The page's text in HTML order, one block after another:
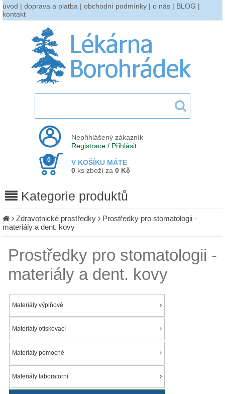
úvod | doprava a platba | obchodní podmínky | o nás | BLOG |
kontakt
Nepřihlášený zákazník
Registrace / Přihlásit
V KOŠÍKU MÁTE
0
0 ks zboží za 0 Kč
Kategorie produktů
Zdravotnické prostředky
Prostředky pro stomatologii -
materiály a dent. kovy
Prostředky pro stomatologii -
materiály a dent. kovy
Materiály výplňové
Materiály otiskovací
Materiály pomocné
Materiály laboratorní